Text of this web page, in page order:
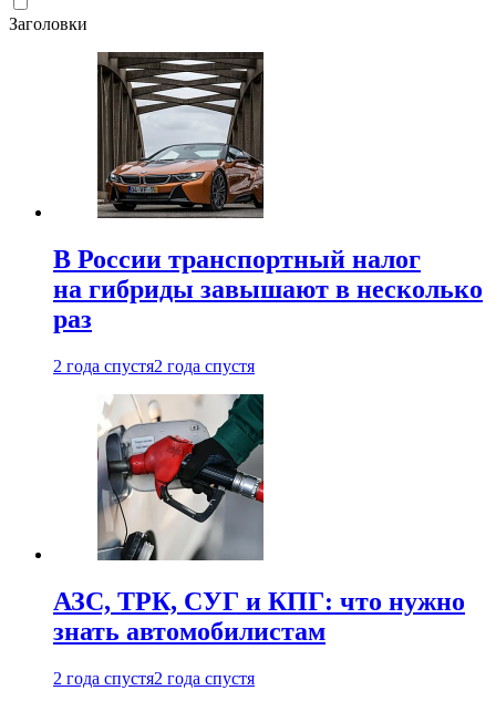
Заголовки
В России транспортный налог
на гибриды завышают в несколько
раз
2 года спустя2 года спустя
АЗС, ТРК, СУГ и КПГ: что нужно
знать автомобилистам
2 года спустя2 года спустя